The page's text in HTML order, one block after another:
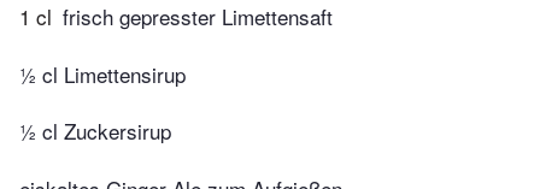
1 cl frisch gepresster Limettensaft
½ cl Limettensirup
½ cl Zuckersirup